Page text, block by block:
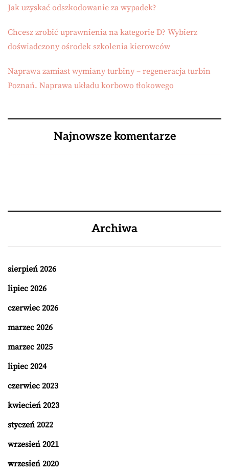
Jak uzyskać odszkodowanie za wypadek?
Chcesz zrobić uprawnienia na kategorie D? Wybierz
doświadczony ośrodek szkolenia kierowców
Naprawa zamiast wymiany turbiny – regeneracja turbin
Poznań. Naprawa układu korbowo tłokowego
Najnowsze komentarze
Archiwa
sierpień 2026
lipiec 2026
czerwiec 2026
marzec 2026
marzec 2025
lipiec 2024
czerwiec 2023
kwiecień 2023
styczeń 2022
wrzesień 2021
wrzesień 2020